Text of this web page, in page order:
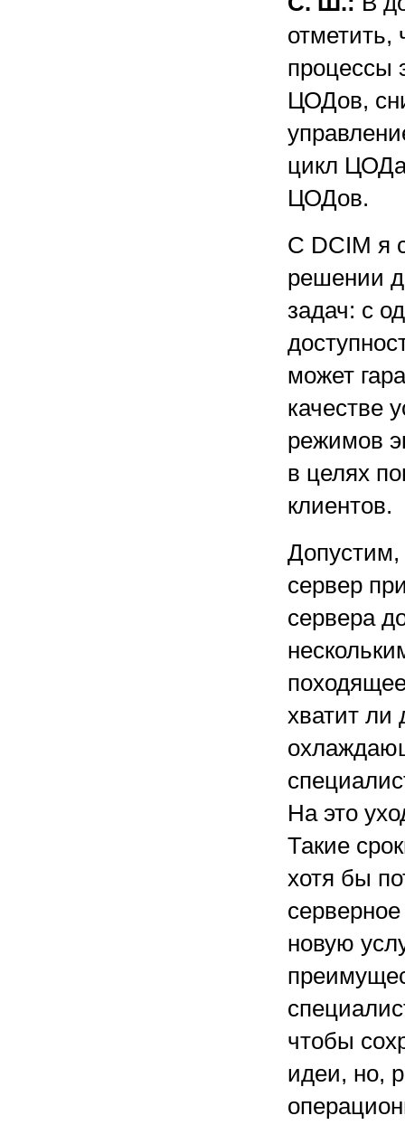
отметить,
процессы
ЦОДов,
цикл
ЦОДов.
С DCIM я
решении
задач: с
может
качестве
режимов
в целях
клиентов.
Допустим,
сервер
сервера
хватит ли
На это
Такие
хотя бы
новую
чтобы
идеи, но,